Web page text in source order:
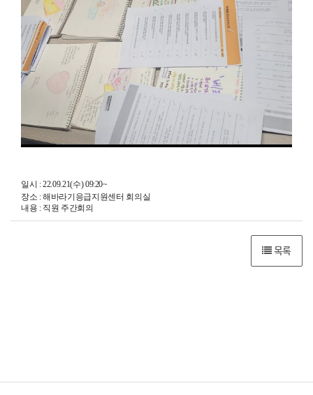
일시 : 22.09.21(수) 09:20~
장소 : 해바라기응급지원센터 회의실
내용 : 직원 주간회의
목록